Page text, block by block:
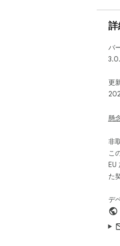
あ
能
こ
テ
キ
単
れ
免
の
の
れ
イ
も
バ
更
懸
デ
非
こ
EU
た